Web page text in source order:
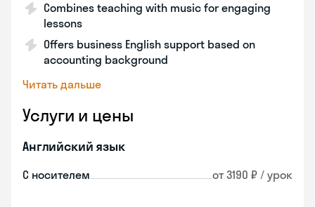
Combines teaching with music for engaging
lessons
Offers business English support based on
accounting background
Читать дальше
Услуги и цены
Английский язык
С носителем от 3190 ₽ / урок